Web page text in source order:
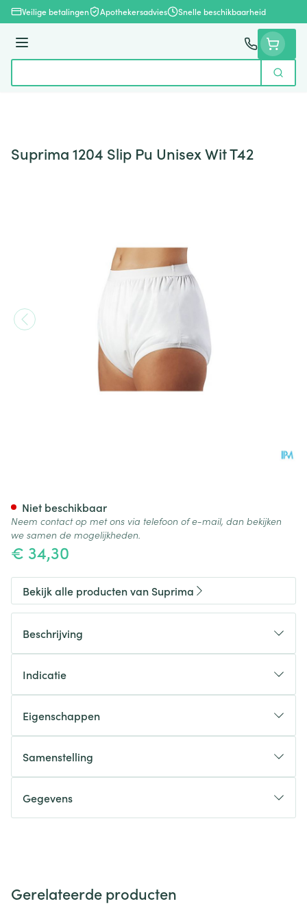
Ga naar de inhoud
Veilige betalingen Apothekersadvies Snelle beschikbaarheid
Menu
Zoek
Suprima 1204 Slip Pu Unisex Wit T42
€ 34,30
Niet beschikbaar
Neem contact op met ons via telefoon of e-mail, dan bekijken
we samen de mogelijkheden.
Bekijk alle producten van Suprima
Beschrijving
Indicatie
Eigenschappen
Samenstelling
Gegevens
Gerelateerde producten